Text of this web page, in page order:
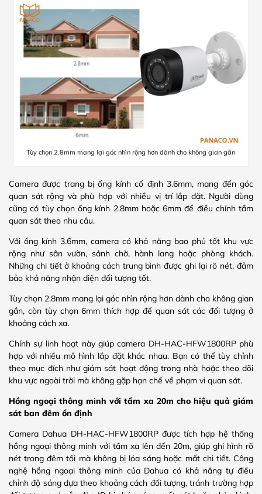
Tùy chọn 2.8mm mang lại góc nhìn rộng hơn dành cho không gian gần
Camera được trang bị ống kính cố định 3.6mm, mang đến góc
quan sát rộng và phù hợp với nhiều vị trí lắp đặt. Người dùng
cũng có tùy chọn ống kính 2.8mm hoặc 6mm để điều chỉnh tầm
quan sát theo nhu cầu.
Với ống kính 3.6mm, camera có khả năng bao phủ tốt khu vực
rộng như sân vườn, sảnh chờ, hành lang hoặc phòng khách.
Những chi tiết ở khoảng cách trung bình được ghi lại rõ nét, đảm
bảo khả năng nhận diện đối tượng tốt.
Tùy chọn 2.8mm mang lại góc nhìn rộng hơn dành cho không gian
gần, còn tùy chọn 6mm thích hợp để quan sát các đối tượng ở
khoảng cách xa.
Chính sự linh hoạt này giúp camera DH-HAC-HFW1800RP phù
hợp với nhiều mô hình lắp đặt khác nhau. Bạn có thể tùy chỉnh
theo mục đích như giám sát hoạt động trong nhà hoặc theo dõi
khu vực ngoài trời mà không gặp hạn chế về phạm vi quan sát.
Hồng ngoại thông minh với tầm xa 20m cho hiệu quả giám
sát ban đêm ổn định
Camera Dahua DH-HAC-HFW1800RP được tích hợp hệ thống
hồng ngoại thông minh với tầm xa lên đến 20m, giúp ghi hình rõ
nét trong đêm tối mà không bị lóa sáng hoặc mất chi tiết. Công
nghệ hồng ngoại thông minh của Dahua có khả năng tự điều
chỉnh độ sáng dựa theo khoảng cách đối tượng, tránh trường hợp